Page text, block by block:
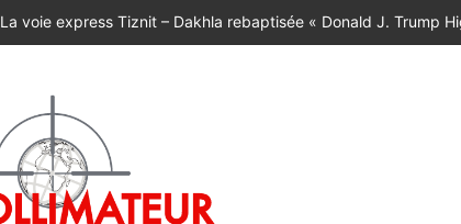
Quand la res publica devient une affaire privée : le Maroc face